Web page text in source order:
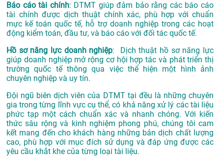
Báo cáo tài chính: DTMT giúp đảm bảo rằng các báo cáo
tài chính được dịch thuật chính xác, phù hợp với chuẩn
mực kế toán quốc tế, hỗ trợ doanh nghiệp trong các hoạt
động kiểm toán, đầu tư, và báo cáo với đối tác quốc tế.
Hồ sơ năng lực doanh nghiệp: Dịch thuật hồ sơ năng lực
giúp doanh nghiệp mở rộng cơ hội hợp tác và phát triển thị
trường quốc tế thông qua việc thể hiện một hình ảnh
chuyên nghiệp và uy tín.
Đội ngũ biên dịch viên của DTMT tại đều là những chuyên
gia trong từng lĩnh vực cụ thể, có khả năng xử lý các tài liệu
phức tạp một cách chuẩn xác và nhanh chóng. Với kiến
thức sâu rộng và kinh nghiệm phong phú, chúng tôi cam
kết mang đến cho khách hàng những bản dịch chất lượng
cao, phù hợp với mục đích sử dụng và đáp ứng được các
yêu cầu khắt khe của từng loại tài liệu.